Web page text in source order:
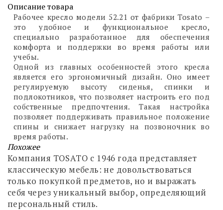
Описание товара
Рабочее кресло модели 52.21 от фабрики Tosato –
это удобное и функциональное кресло,
специально разработанное для обеспечения
комфорта и поддержки во время работы или
учебы.
Одной из главных особенностей этого кресла
является его эргономичный дизайн. Оно имеет
регулируемую высоту сиденья, спинки и
подлокотников, что позволяет настроить его под
собственные предпочтения. Такая настройка
позволяет поддерживать правильное положение
спины и снижает нагрузку на позвоночник во
время работы.
Похожее
Компания TOSATO с 1946 года представляет
классическую мебель: не довольствоваться
только покупкой предметов, но и выражать
себя через уникальный выбор, определяющий
персональный стиль.